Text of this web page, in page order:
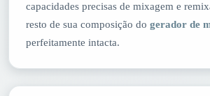
capacidades precisas de mixagem e
resto de sua composição do gerador de
perfeitamente intacta.